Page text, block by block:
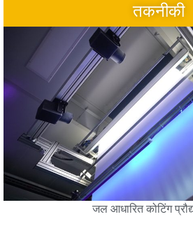
तकनीकी
जल आधारित कोटिंग